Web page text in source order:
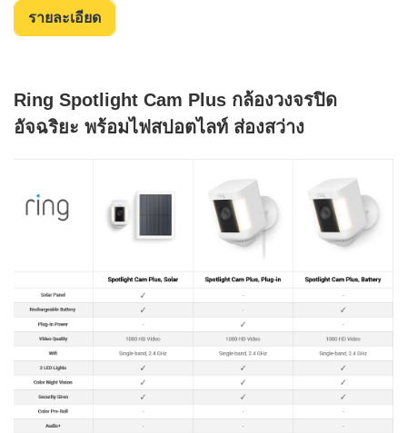
รายละเอียด
Ring Spotlight Cam Plus กล้องวงจรปิด
อัจฉริยะ พร้อมไฟสปอตไลท์ ส่องสว่าง